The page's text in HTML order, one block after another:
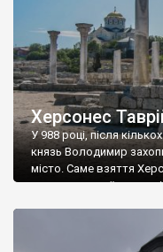
Херсонес
У 988 році, після
князь Володимир
місто. Саме взяття
диктувати свої умови
Херсонесі Володимир-
А потім було Хрещення